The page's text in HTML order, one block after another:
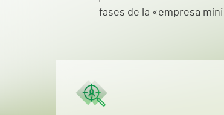
fases de la «empresa